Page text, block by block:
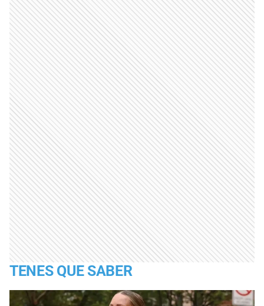
TENES QUE SABER